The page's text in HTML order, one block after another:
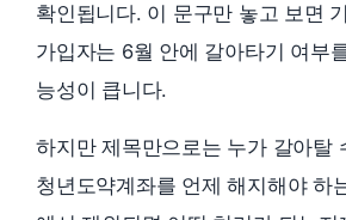
확인됩니다. 이 문구만 놓고 보면
가입자는 6월 안에 갈아타기 여부
능성이 큽니다.
하지만 제목만으로는 누가 갈아탈
청년도약계좌를 언제 해지해야 하